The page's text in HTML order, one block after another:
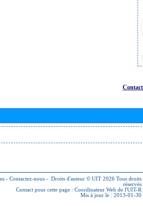
- Contactez-nous - Droits d'auteur © UIT 2026 Tous droits
réservés
Contact pour cette page : Coordinateur Web de l'UIT-R
Mis à jour le : 2013-01-30